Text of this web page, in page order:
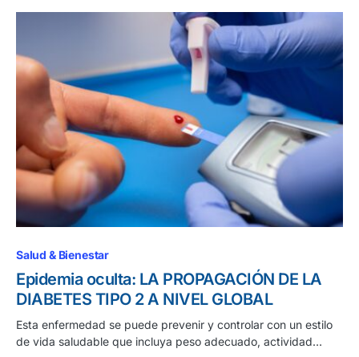
Salud & Bienestar
Epidemia oculta: LA PROPAGACIÓN DE LA
DIABETES TIPO 2 A NIVEL GLOBAL
Esta enfermedad se puede prevenir y controlar con un estilo
de vida saludable que incluya peso adecuado, actividad…